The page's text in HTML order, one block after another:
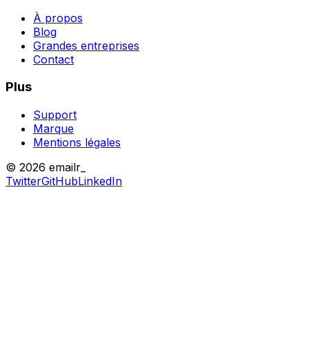
À propos
Blog
Grandes entreprises
Contact
Plus
Support
Marque
Mentions légales
© 2026 emailr_
TwitterGitHubLinkedIn